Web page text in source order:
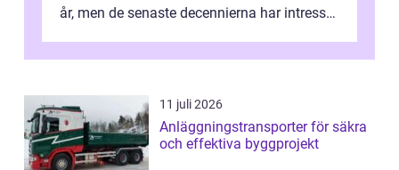
år, men de senaste decennierna har intresset
11 juli 2026
Anläggningstransporter för säkra
och effektiva byggprojekt